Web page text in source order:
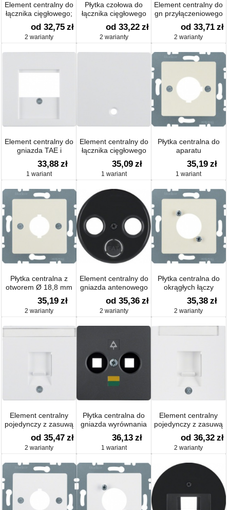
Element centralny do
łącznika cięgłowego;
B.1/B.7 Glas
od 32,75 zł
2 warianty
Płytka czołowa do
łącznika cięgłowego
Berker R.1/R.3 połysk
od 33,22 zł
2 warianty
Element centralny do
gn przyłączeniowego
UAE 2-k
R.1/R.3/R.classic
połysk
od 33,71 zł
2 warianty
Element centralny do
gniazda TAE i
głośnikowego aksamit;
Q.1 / Q.3
33,88 zł
1 wariant
Element centralny do
łącznika cięgłowego
aksamit; Q.1
35,09 zł
1 wariant
Płytka centralna do
aparatu
zgłoszeniowego Ø
22,5 mm System
płytek centralnych
35,19 zł
1 wariant
Płytka centralna z
otworem Ø 18,8 mm
do aparatów
zgłoszeniowych
System płytek
35,19 zł
2 warianty
Element centralny do
gniazda antenowego
2- 3-wyj
R.1/R.3/R.classic
połysk
od 35,36 zł
2 warianty
Płytka centralna do
okrągłych łączy
wtykowych XLR D-
Serie System płytek
centralnych
35,38 zł
2 warianty
Element centralny
pojedynczy z zasuwą
chroniącą przed
kurzem i polem
opisowym aksamit;
od 35,47 zł
2 warianty
Płytka centralna do
gniazda wyrównania
potencjału ; antracyt;
B.1/B.3/B.7 Glas
36,13 zł
1 wariant
Element centralny
pojedynczy z zasuwą
chroniącą przed
kurzem i polem
opisowym
od 36,32 zł
2 warianty